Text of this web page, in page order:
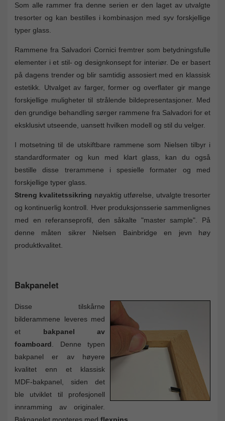
Som alle rammer fra denne serien er den laget av utvalgte
tresorter og kan bestilles i kombinasjon med syv forskjellige
typer glass.
Rammene fra Salvadori Cornici fremtrer som betydningsfulle
elementer i et stil- og designkonsept for interiør. De er basert
på dagens trender og blir samtidig assosiert med en klassisk
estetikk. Utvalget av farger, former og overflater gir mange
forskjellige muligheter til strålende bildepresentasjoner. Med
den grundige behandling sørger rammene fra Salvadori for et
eksklusivt utseende, uansett hvilken modell og stil du velger.
I motsetning til de utskiftbare rammene som Nielsen tilbyr i
standardformater og kun med klart glass, kan du også
bestille disse trerammene i spesielle formater og med
forskjellige typer glass.
Streng kvalitetssikring nøyaktig utførelse, utvalgte tresorter
og kontinuerlig kontroll. Hver produksjonsserie sammenlignes
med en referanseprofil, den såkalte "master sample". På
denne måten sikrer Nielsen Bainbridge en jevn høy
produktkvalitet.
Bakpanelet
Disse tilskårne
bilderammene leveres med
et bakpanel av
foamboard. Denne typen
bakpanel er av høyere
kvalitet enn et klassisk
MDF-bakpanel, siden det
ble utviklet til profesjonell
innramming av originaler.